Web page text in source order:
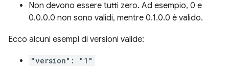
Non devono essere tutti zero. Ad esempio, 0 e
0.0.0.0 non sono validi, mentre 0.1.0.0 è valido.
Ecco alcuni esempi di versioni valide:
"version": "1"